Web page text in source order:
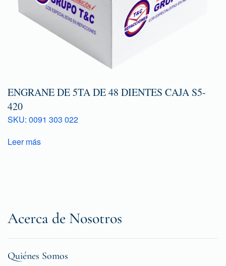
ENGRANE DE 5TA DE 48 DIENTES CAJA S5-
420
SKU: 0091 303 022
Leer más
Acerca de Nosotros
Quiénes Somos